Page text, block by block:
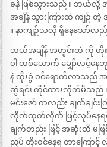
ခနဲ ဖြစ်သွားသည် ။ ဘယ်
အချိန် သွားကြားထဲ ကျဉ်
။ နာကျဉ်သလို ရှိနေသော်လည်
ဘယ်အချိန် အတွင်းထဲ ကို တိုး
ဝါ တစ်ယောက် မျှော်လင့်နေတု
နဲ ထိုးခွဲ ဝင်ရောက်လာသည် အ
ဆွဲရင်း ကိုင်ထားလိုက်မိသည် ။
မင်းဇော် ကလည်း ချက်ချင်
လိုက်ထုတ်လိုက် ဖြင့်လုပ်နေရင်း
ချက်တည်း ဖြင့် အဆုံးထိ မ
ညှပ် တိုးဝင်နေရ တာကြောင့် လီ